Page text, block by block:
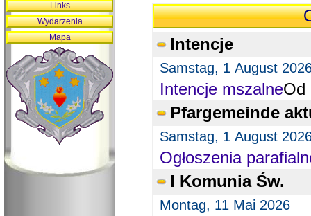
Intencje
Samstag, 1 August
Intencje mszalneOd
Pfargemeinde
Samstag, 1 August
Ogłoszenia
I Komunia Św.
Montag, 11 Mai 2026
Links
Wydarzenia
Mapa